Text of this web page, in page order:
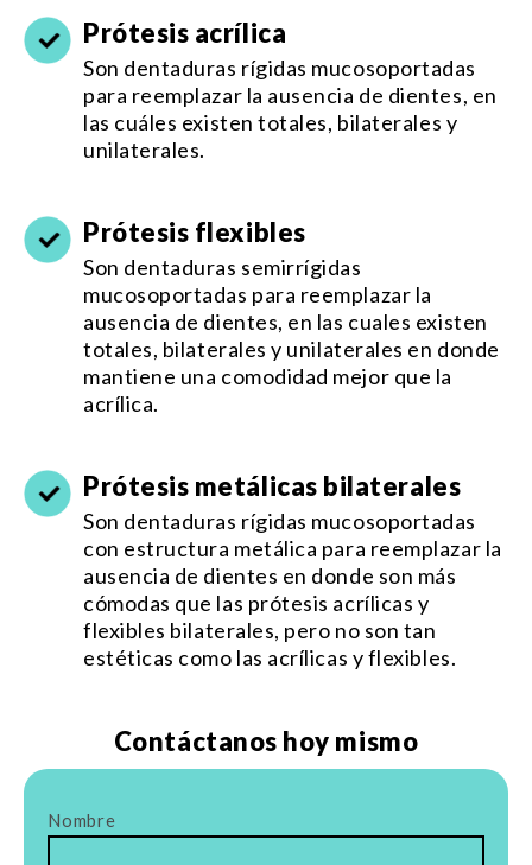
Prótesis acrílica
Son dentaduras rígidas mucosoportadas
para reemplazar la ausencia de dientes, en
las cuáles existen totales, bilaterales y
unilaterales.
Prótesis flexibles
Son dentaduras semirrígidas
mucosoportadas para reemplazar la
ausencia de dientes, en las cuales existen
totales, bilaterales y unilaterales en donde
mantiene una comodidad mejor que la
acrílica.
Prótesis metálicas bilaterales
Son dentaduras rígidas mucosoportadas
con estructura metálica para reemplazar la
ausencia de dientes en donde son más
cómodas que las prótesis acrílicas y
flexibles bilaterales, pero no son tan
estéticas como las acrílicas y flexibles.
Contáctanos hoy mismo
Nombre